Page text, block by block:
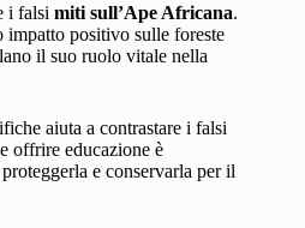
i falsi miti sull’Ape Africana.
positivo sulle foreste
il suo ruolo vitale nella
aiuta a contrastare i falsi
offrire educazione è
e conservarla per il